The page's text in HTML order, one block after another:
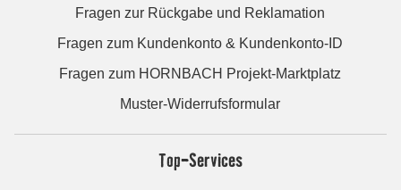
Fragen zur Rückgabe und Reklamation
Fragen zum Kundenkonto & Kundenkonto-ID
Fragen zum HORNBACH Projekt-Marktplatz
Muster-Widerrufsformular
Top-Services